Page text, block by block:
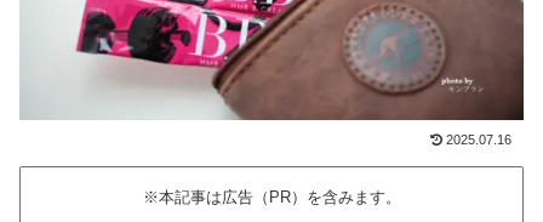
2025.07.16
※本記事は広告（PR）を含みます。